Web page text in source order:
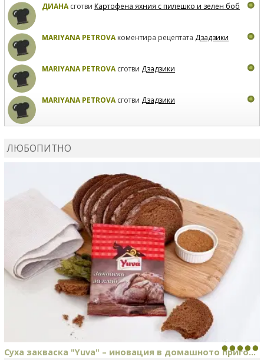
ДИАНАсготви Картофена яхния с пилешко и зелен боб
MARIYANA PETROVAкоментира рецептата Дзадзики
MARIYANA PETROVAсготви Дзадзики
MARIYANA PETROVAсготви Дзадзики
ЛЮБОПИТНО
Суха закваска "Yuva" – иновация в домашното приго...